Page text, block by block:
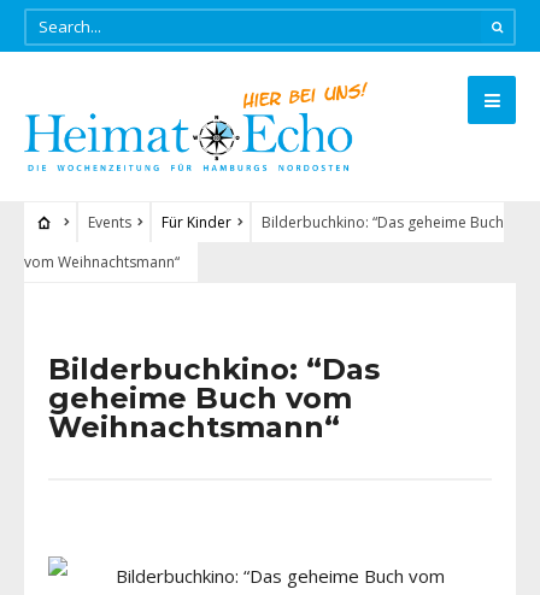
Events Für Kinder
Bilderbuchkino: “Das geheime Buch
vom Weihnachtsmann“
Bilderbuchkino: “Das
geheime Buch vom
Weihnachtsmann“